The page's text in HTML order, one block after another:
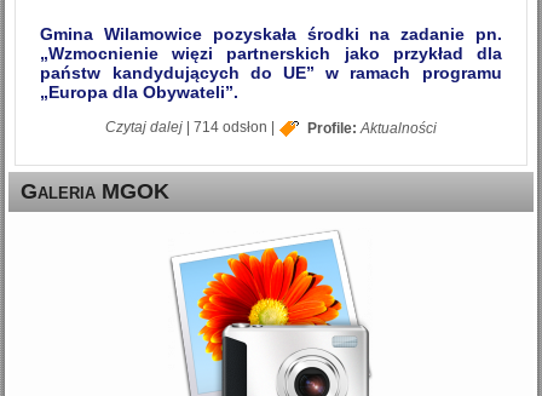
Gmina Wilamowice pozyskała środki na zadanie pn.
„Wzmocnienie więzi partnerskich jako przykład dla
państw kandydujących do UE” w ramach programu
„Europa dla Obywateli”.
Czytaj dalej
wpis Wzmocnienie więzi partnerskich jako przykład
714 odsłon Profile: Aktualności
Galeria MGOK